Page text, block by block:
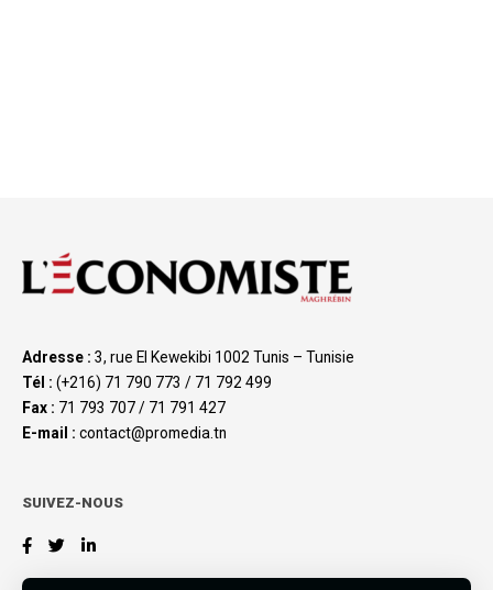
Adresse : 3, rue El Kewekibi 1002 Tunis – Tunisie
Tél : (+216) 71 790 773 / 71 792 499
Fax : 71 793 707 / 71 791 427
E-mail : contact@promedia.tn
SUIVEZ-NOUS